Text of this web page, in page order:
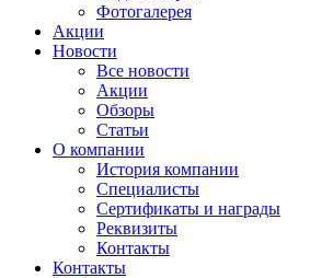
Фотогалерея
Акции
Новости
Все новости
Акции
Обзоры
Статьи
О компании
История компании
Специалисты
Сертификаты и награды
Реквизиты
Контакты
Контакты